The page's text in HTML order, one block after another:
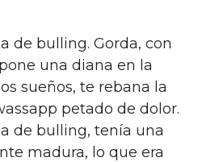
de bulling. Gorda, con
una diana en la
sueños, te rebana la
petado de dolor.
de bulling, tenía una
madura, lo que era